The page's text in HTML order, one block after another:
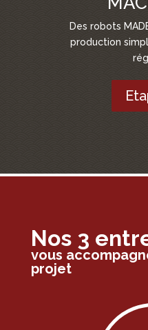
Des robots
production
Nos 3
vous
projet